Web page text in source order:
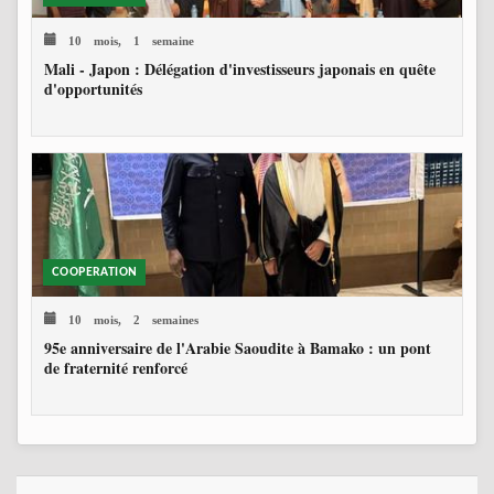
10 mois, 1 semaine
Mali - Japon : Délégation d'investisseurs japonais en quête
d'opportunités
COOPERATION
10 mois, 2 semaines
95e anniversaire de l'Arabie Saoudite à Bamako : un pont
de fraternité renforcé